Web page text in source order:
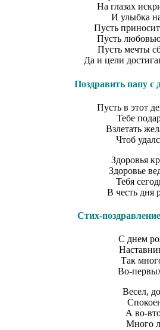
На глазах
И улыбка
Пусть
Пусть
Пусть мечты
Да и цели
Поздравить папу с
Пусть в этот
Тебе
Взлетать
Чтоб
Здоровья
Здоровье
Тебя
В честь дня
Стих-
С днем
Так
Во-
Весел,
А во-
Много